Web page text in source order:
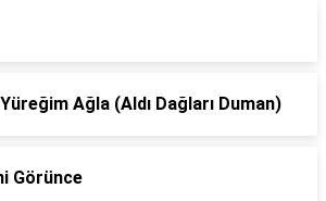
Ağla (Aldı Dağları Duman)
Görünce